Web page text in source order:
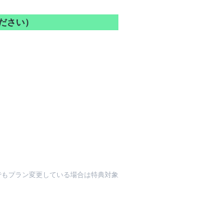
い）
プラン変更している場合は特典対象